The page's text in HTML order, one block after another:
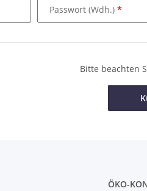
Passwort (Wdh.)
Bitte beachten
ÖKO-